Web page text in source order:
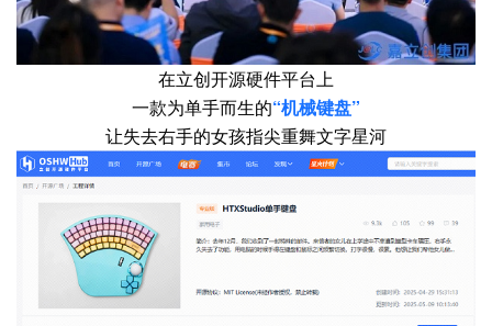
在立创开源硬件平台上
一款为单手而生的“机械键盘”
让失去右手的女孩指尖重舞文字星河